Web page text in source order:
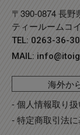
〒390-0874 長
ティールームコ
TEL: 0263-36-
MAIL:
海外か
- 個人情報取り
- 特定商取引法に